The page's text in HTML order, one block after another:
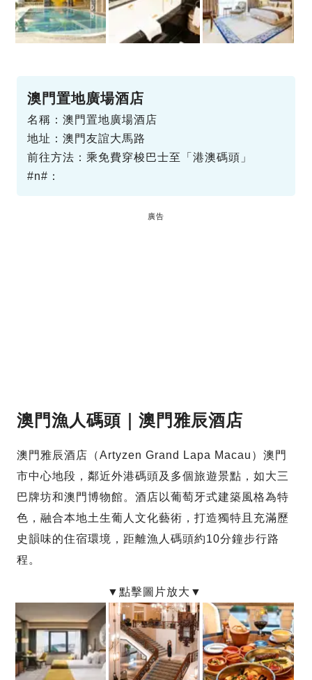
澳門置地廣場酒店
名稱：澳門置地廣場酒店
地址：澳門友誼大馬路
前往方法：乘免費穿梭巴士至「港澳碼頭」
#n#：
廣告
澳門漁人碼頭｜澳門雅辰酒店
澳門雅辰酒店（Artyzen Grand Lapa Macau）澳門
市中心地段，鄰近外港碼頭及多個旅遊景點，如大三
巴牌坊和澳門博物館。酒店以葡萄牙式建築風格為特
色，融合本地土生葡人文化藝術，打造獨特且充滿歷
史韻味的住宿環境，距離漁人碼頭約10分鐘步行路
程。